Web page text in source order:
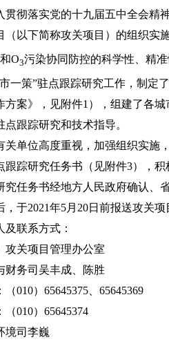
落实党的十九届五中全会精神
（以下简称攻关项目）的组织实
O3污染协同防控的科学性、精
一策”驻点跟踪研究工作，制定
方案》，见附件1），组建了各
点跟踪研究和技术指导。
位高度重视，加强组织实施，
跟踪研究任务书（见附件3），
究任务书经地方人民政府确认、
，于2021年5月20日前报送攻关
联系方式：
关项目管理办公室
务司吴丰成、陈胜
）65645375、65645369
010）65645374
司李巍